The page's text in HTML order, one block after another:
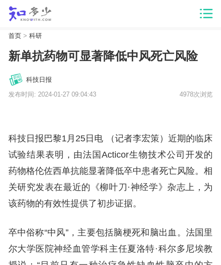
首页> 科研
新单抗药物可显著降低中风死亡风险
科技日报
发布时间: 2024-01-27 09:04:43 4978次浏览
科技日报巴黎1月25日电 （记者李宏策）近期的临床
试验结果表明，由法国Acticor生物技术公司开发的
药物格伦佐西单抗能显著降低卒中患者死亡风险。相
关研究发表在最近的《柳叶刀·神经学》杂志上，为
该药物的有效性提供了初步证据。
卒中俗称“中风”，主要包括脑梗死和脑出血。法国里
尔大学医院神经血管学科主任夏洛特·科尔多尼埃教